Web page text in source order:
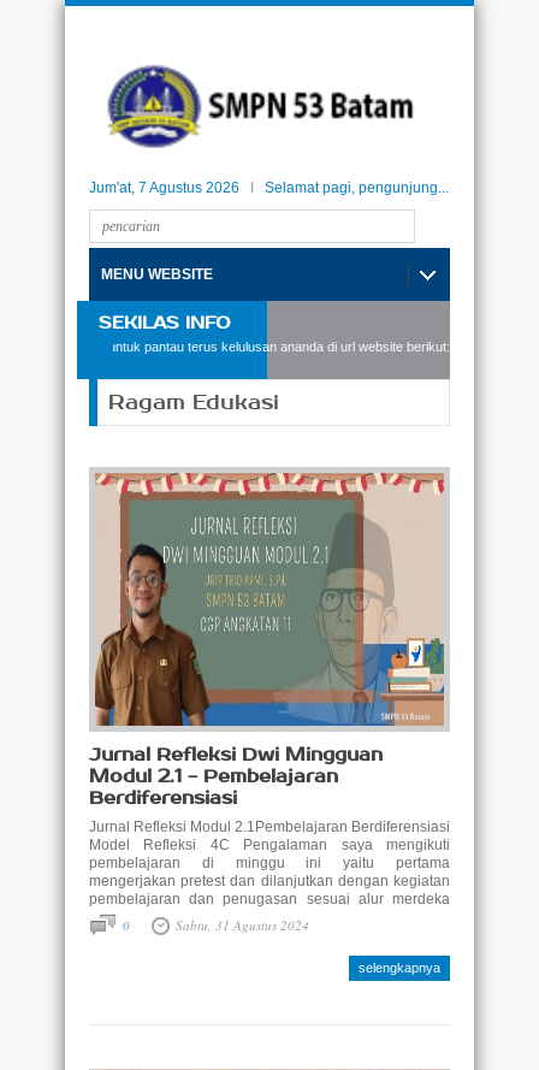
Jum'at, 7 Agustus 2026 Selamat pagi, pengunjung...
MENU WEBSITE
SEKILAS INFO
silakan untuk pantau terus kelulusan ananda di url website berikut:
Ragam Edukasi
Jurnal Refleksi Dwi Mingguan
Modul 2.1 - Pembelajaran
Berdiferensiasi
Jurnal Refleksi Modul 2.1Pembelajaran Berdiferensiasi
Model Refleksi 4C Pengalaman saya mengikuti
pembelajaran di minggu ini yaitu pertama
mengerjakan pretest dan dilanjutkan dengan kegiatan
pembelajaran dan penugasan sesuai alur merdeka
(mulai dari diri, eksplorasi konsep, ruang kolaborasi
sebanyak 2 kali, demonstrasi kontekstual,
elaborasi,dan koneksi antar materi) Connection Materi
0 Sabtu, 31 Agustus 2024
selengkapnya